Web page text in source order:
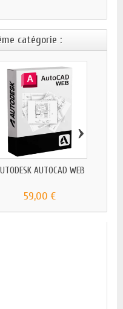
catégorie :
AUTOCAD WEB
59,00 €
›